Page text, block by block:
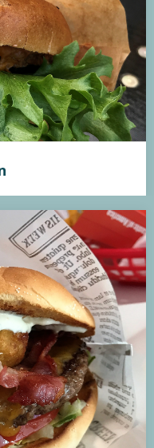
dog uden den store
meget anonym. Den
var faktisk den bedste
One er noget ud over
nystartet, formår de at
som jeg ikke før har
fyld, saftig bøf og
godt. Simpel
god, ikke mindst på